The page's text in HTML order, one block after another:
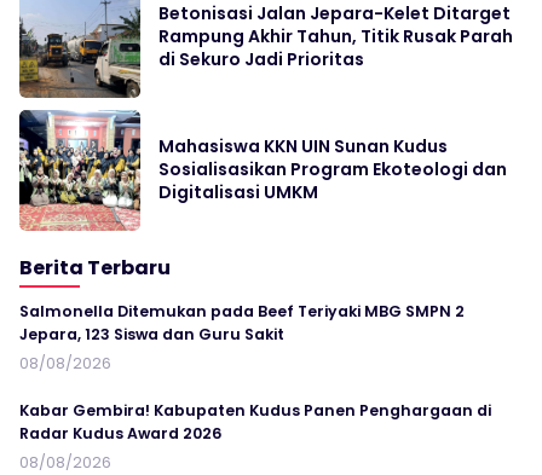
Betonisasi Jalan Jepara-Kelet Ditarget
Rampung Akhir Tahun, Titik Rusak Parah
di Sekuro Jadi Prioritas
Mahasiswa KKN UIN Sunan Kudus
Sosialisasikan Program Ekoteologi dan
Digitalisasi UMKM
Berita Terbaru
Salmonella Ditemukan pada Beef Teriyaki MBG SMPN 2
Jepara, 123 Siswa dan Guru Sakit
08/08/2026
Kabar Gembira! Kabupaten Kudus Panen Penghargaan di
Radar Kudus Award 2026
08/08/2026